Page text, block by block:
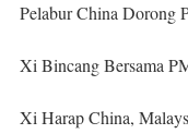
Pelabur China Dorong
Xi Bincang Bersama
Xi Harap China,